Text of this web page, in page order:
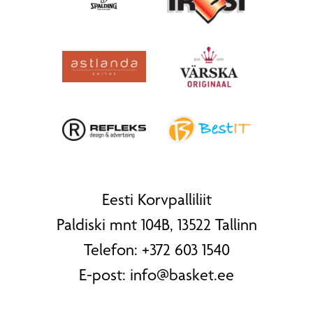
Eesti Korvpalliliit
Paldiski mnt 104B, 13522 Tallinn
Telefon: +372 603 1540
E-post: info@basket.ee